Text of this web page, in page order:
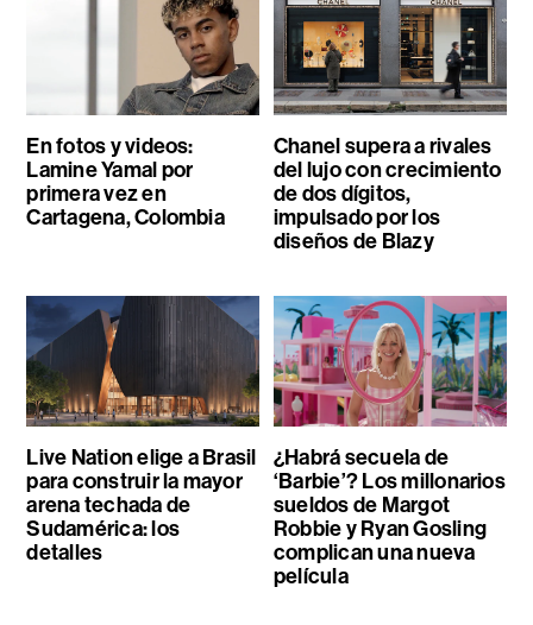
En fotos y videos:
Lamine Yamal por
primera vez en
Cartagena, Colombia
Chanel supera a rivales
del lujo con crecimiento
de dos dígitos,
impulsado por los
diseños de Blazy
Live Nation elige a Brasil
para construir la mayor
arena techada de
Sudamérica: los
detalles
¿Habrá secuela de
‘Barbie’? Los millonarios
sueldos de Margot
Robbie y Ryan Gosling
complican una nueva
película